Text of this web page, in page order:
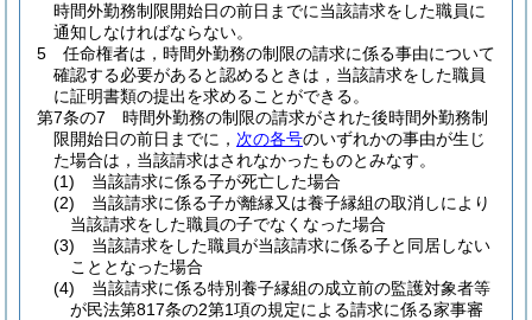
時間外勤務制限開始日の前日までに当該請求をした職員に
通知しなければならない。
5
任命権者は，時間外勤務の制限の請求に係る事由について
確認する必要があると認めるときは，当該請求をした職員
に証明書類の提出を求めることができる。
第7条の7
時間外勤務の制限の請求がされた後時間外勤務制
限開始日の前日までに， 次の各号のいずれかの事由が生じ
た場合は，当該請求はされなかったものとみなす。
(1)
当該請求に係る子が死亡した場合
(2)
当該請求に係る子が離縁又は養子縁組の取消しにより
当該請求をした職員の子でなくなった場合
(3)
当該請求をした職員が当該請求に係る子と同居しない
こととなった場合
(4)
当該請求に係る特別養子縁組の成立前の監護対象者等
が民法第817条の2第1項の規定による請求に係る家事審